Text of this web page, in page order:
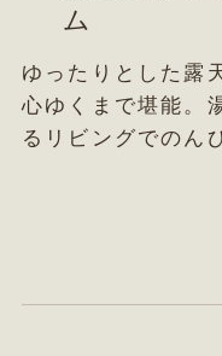
ム
ゆったりとした露
心ゆくまで堪能。
るリビングでのん